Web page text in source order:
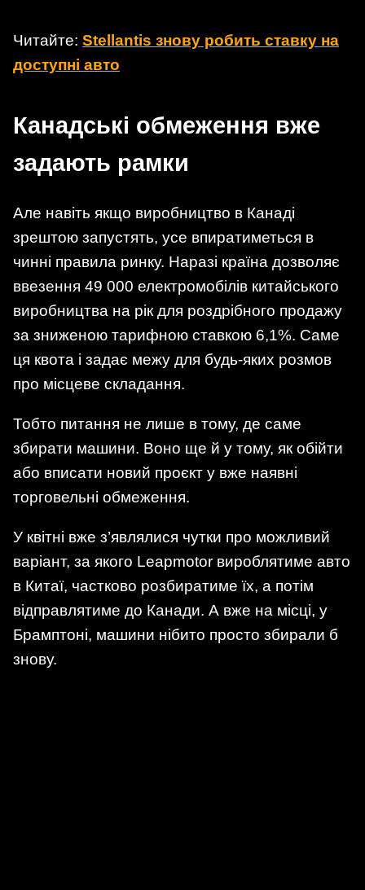
Читайте: Stellantis знову робить ставку на
доступні авто
Канадські обмеження вже
задають рамки
Але навіть якщо виробництво в Канаді
зрештою запустять, усе впиратиметься в
чинні правила ринку. Наразі країна дозволяє
ввезення 49 000 електромобілів китайського
виробництва на рік для роздрібного продажу
за зниженою тарифною ставкою 6,1%. Саме
ця квота і задає межу для будь-яких розмов
про місцеве складання.
Тобто питання не лише в тому, де саме
збирати машини. Воно ще й у тому, як обійти
або вписати новий проєкт у вже наявні
торговельні обмеження.
У квітні вже з’являлися чутки про можливий
варіант, за якого Leapmotor вироблятиме авто
в Китаї, частково розбиратиме їх, а потім
відправлятиме до Канади. А вже на місці, у
Брамптоні, машини нібито просто збирали б
знову.